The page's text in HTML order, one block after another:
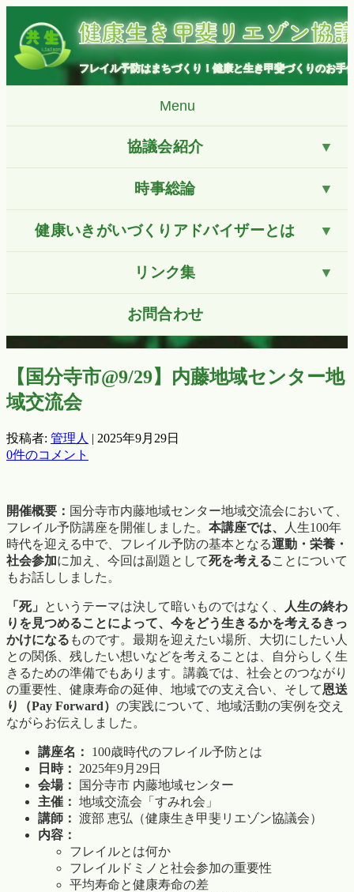
ン
キ
健康生き甲斐リエゾン協
フレイル予防はまちづくり！健康と生き甲斐づくりのお手
Menu
協議会紹介
時事総論
健康いきがいづくりアドバイザーとは
リンク集
お問合わせ
【国分寺市@9/29】内藤地域センター地
域交流会
投稿者: 管理人 | 2025年9月29日
0件のコメント
開催概要： 国分寺市内藤地域センター地域交流会において、
フレイル予防講座を開催しました。 本講座では、
人生100年
時代を迎える中で、フレイル予防の基本となる運動・栄養・
社会参加に加え、今回は副題として死を考えることについて
もお話ししました。
「死」 というテーマは決して暗いものではなく、
人生の終わ
りを見つめることによって、今をどう生きるかを考えるきっ
かけになる ものです。最期を迎えたい場所、大切にしたい人
との関係、残したい想いなどを考えることは、自分らしく生
きるための準備でもあります。講義では、社会とのつながり
の重要性、健康寿命の延伸、地域での支え合い、そして恩送
り（Pay Forward） の実践について、地域活動の実例を交え
ながらお伝えしました。
講座名：
100歳時代のフレイル予防とは
日時：
2025年9月29日
会場：
国分寺市 内藤地域センター
主催： 地域交流会「すみれ会」
講師： 渡部 恵弘（健康生き甲斐リエゾン協議会）
内容：
フレイルとは何か
フレイルドミノと社会参加の重要性
平均寿命と健康寿命の差